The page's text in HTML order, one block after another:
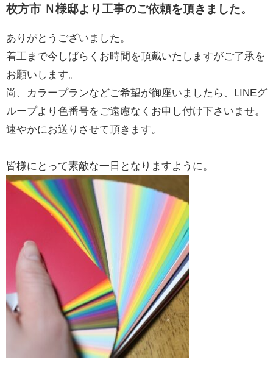
枚方市 Ｎ様邸より工事のご依頼を頂きました。
ありがとうございました。
着工まで今しばらくお時間を頂戴いたしますがご了承を
お願いします。
尚、カラープランなどご希望が御座いましたら、LINEグ
ループより色番号をご遠慮なくお申し付け下さいませ。
速やかにお送りさせて頂きます。
皆様にとって素敵な一日となりますように。